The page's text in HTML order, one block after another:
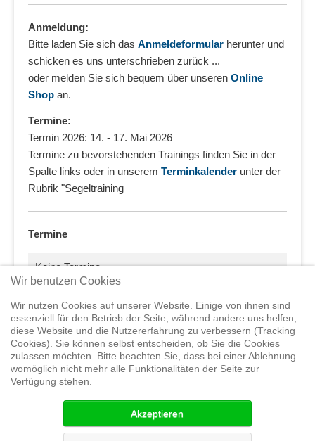
Anmeldung:
Bitte laden Sie sich das Anmeldeformular herunter und
schicken es uns unterschrieben zurück ...
oder melden Sie sich bequem über unseren Online
Shop an.
Termine:
Termin 2026: 14. - 17. Mai 2026
Termine zu bevorstehenden Trainings finden Sie in der
Spalte links oder in unserem Terminkalender unter der
Rubrik "Segeltraining
Termine
Keine Termine
Home Shop Trainings Segeltörns Service
Elvstrøm
Sails Yachthandel Sicherheit auf
© 2015 Segelwelt
Wir benutzen Cookies
Wir nutzen Cookies auf unserer Website. Einige von ihnen sind
essenziell für den Betrieb der Seite, während andere uns helfen,
diese Website und die Nutzererfahrung zu verbessern (Tracking
Cookies). Sie können selbst entscheiden, ob Sie die Cookies
zulassen möchten. Bitte beachten Sie, dass bei einer Ablehnung
womöglich nicht mehr alle Funktionalitäten der Seite zur
Verfügung stehen.
Akzeptieren